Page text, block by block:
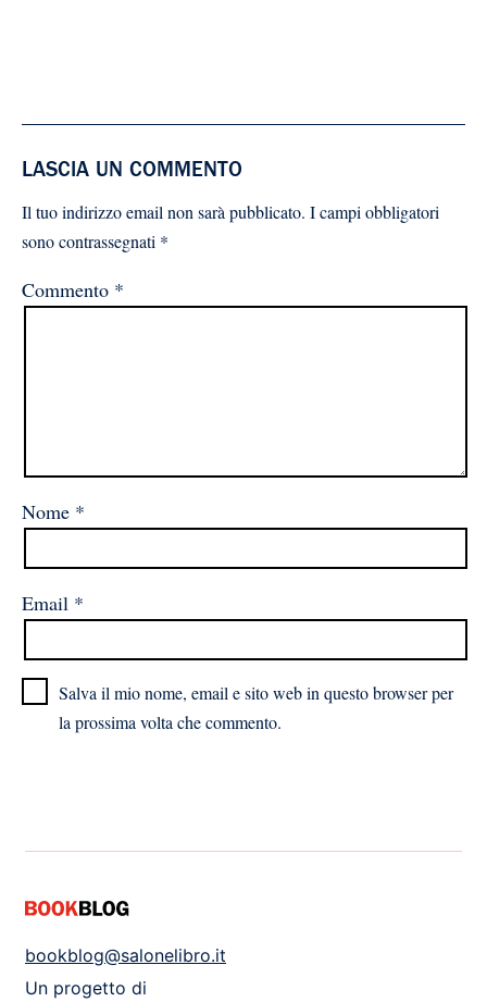
LASCIA UN COMMENTO
Il tuo indirizzo email non sarà pubblicato. I campi obbligatori
sono contrassegnati *
Commento *
Nome *
Email *
Salva il mio nome, email e sito web in questo browser per
la prossima volta che commento.
bookblog@salonelibro.it
Un progetto di